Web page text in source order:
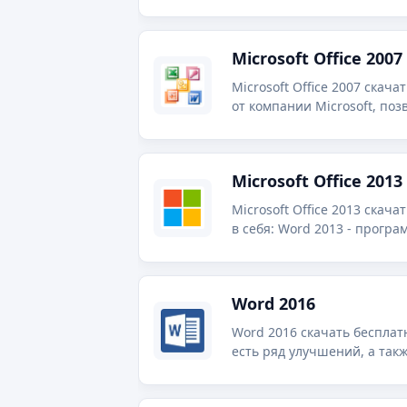
Microsoft Office 2007
Microsoft Office 2007
от компании Microsoft,
Microsoft Office 2013
Microsoft Office 2013
в себя: Word 2013 - программа для работы с текстовыми документами; Excel 2013 - программа для работы с
Word 2016
Word 2016 скачать
есть ряд улучшений, а